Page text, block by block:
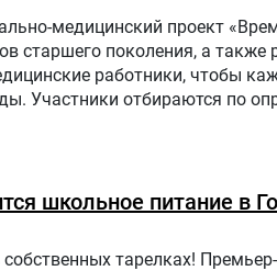
медицинский проект
старшего поколения, а также
работники, чтобы
Участники отбираются по
в проекте состоит
школьное питание в
тарелках!